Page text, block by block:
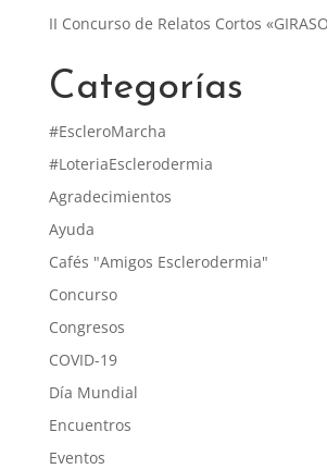
II Concurso de Relatos Cortos
Categorías
#EscleroMarcha
#LoteriaEsclerodermia
Agradecimientos
Ayuda
Cafés "Amigos Esclerodermia"
Concurso
Congresos
COVID-19
Día Mundial
Encuentros
Eventos